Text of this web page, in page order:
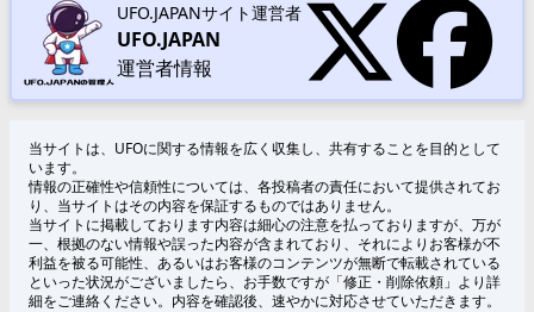
UFO.JAPANサイト運営者
UFO.JAPAN
運営者情報
当サイトは、UFOに関する情報を広く収集し、共有することを目的として
います。
情報の正確性や信頼性については、各投稿者の責任において提供されてお
り、当サイトはその内容を保証するものではありません。
当サイトに掲載しております内容は細心の注意を払っておりますが、万が
一、根拠のない情報や誤った内容が含まれており、それによりお客様が不
利益を被る可能性、あるいはお客様のコンテンツが無断で転載されている
といった状況がございましたら、お手数ですが「修正・削除依頼」より詳
細をご連絡ください。内容を確認後、速やかに対応させていただきます。